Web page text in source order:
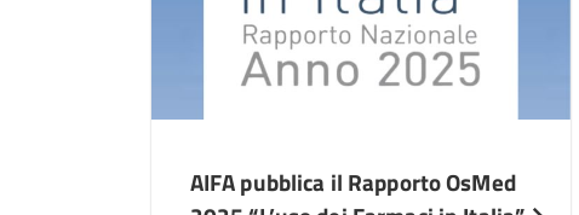
AIFA pubblica il Rapporto OsMed